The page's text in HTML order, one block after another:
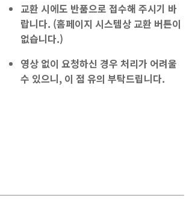
교환 시에도 반품으로 접수해 주시기 바
랍니다. (홈페이지 시스템상 교환 버튼이
없습니다.)
영상 없이 요청하신 경우 처리가 어려울
수 있으니, 이 점 유의 부탁드립니다.